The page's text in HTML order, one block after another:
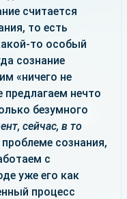
считается
то есть
то особый
сознание
«ничего не
нечто
безумного
сейчас, в то
сознания,
с
уже его как
процесс